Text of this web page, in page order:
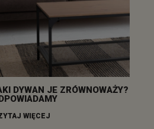
DYWAN JE ZRÓWNOWAŻY?
WIĘCEJ